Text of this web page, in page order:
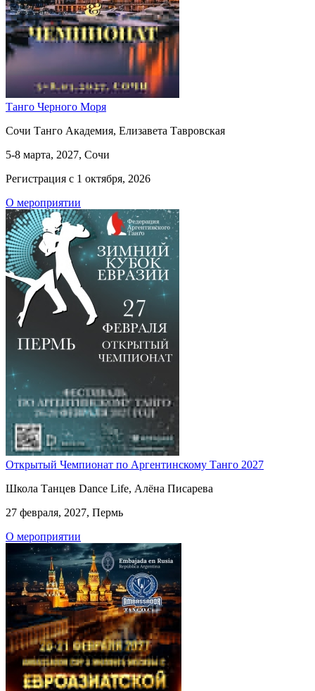
Танго Черного Моря
Сочи Танго Академия, Елизавета Тавровская
5-8 марта, 2027, Сочи
Регистрация с 1 октября, 2026
О мероприятии
Открытый Чемпионат по Аргентинскому Танго 2027
Школа Танцев Dance Life, Алёна Писарева
27 февраля, 2027, Пермь
О мероприятии